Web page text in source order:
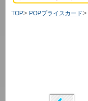
TOP> POPプライスカード>